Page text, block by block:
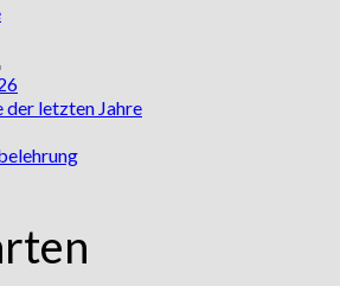
der letzten Jahre